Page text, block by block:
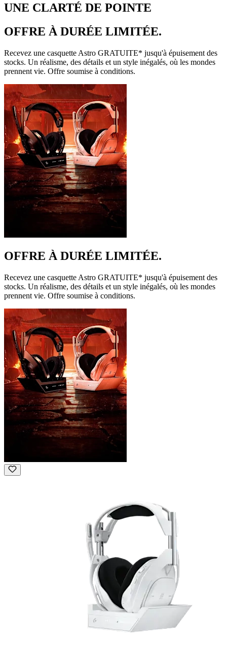
UNE CLARTÉ DE POINTE
OFFRE À DURÉE LIMITÉE.
Recevez une casquette Astro GRATUITE* jusqu'à épuisement des
stocks. Un réalisme, des détails et un style inégalés, où les mondes
prennent vie. Offre soumise à conditions.
OFFRE À DURÉE LIMITÉE.
Recevez une casquette Astro GRATUITE* jusqu'à épuisement des
stocks. Un réalisme, des détails et un style inégalés, où les mondes
prennent vie. Offre soumise à conditions.